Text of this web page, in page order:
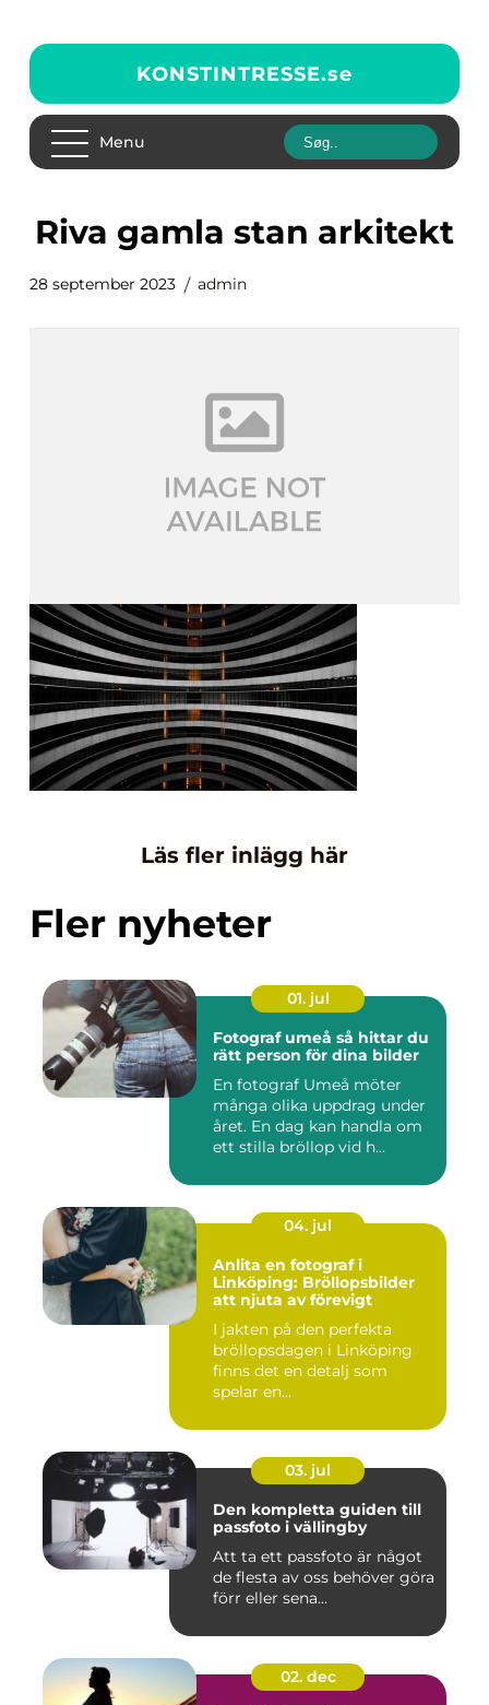
KONSTINTRESSE.se
Menu
riva gamla stan arkitekt
28 september 2023 admin
Läs fler inlägg här
Fler nyheter
01. jul
Fotograf umeå så hittar du
rätt person för dina bilder
En fotograf Umeå möter
många olika uppdrag under
året. En dag kan handla om
ett stilla bröllop vid h...
04. jul
Anlita en fotograf i
Linköping: Bröllopsbilder
att njuta av förevigt
I jakten på den perfekta
bröllopsdagen i Linköping
finns det en detalj som
spelar en...
03. jul
Den kompletta guiden till
passfoto i vällingby
Att ta ett passfoto är något
de flesta av oss behöver göra
förr eller sena...
02. dec